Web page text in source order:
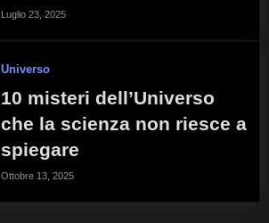
Luglio 23, 2025
Universo
10 misteri dell’Universo
che la scienza non riesce a
spiegare
Ottobre 13, 2025